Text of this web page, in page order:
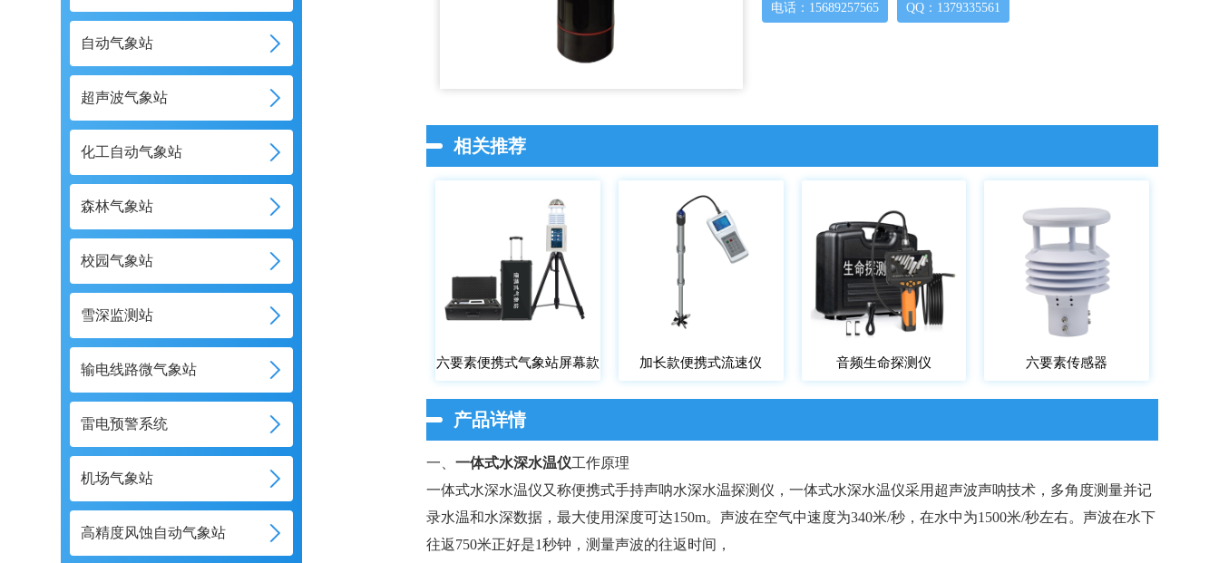
自动气象站
超声波气象站
化工自动气象站
森林气象站
校园气象站
雪深监测站
输电线路微气象站
雷电预警系统
机场气象站
高精度风蚀自动气象站
电话：15689257565 QQ：1379335561
相关推荐
六要素便携式气象站屏幕款 加长款便携式流速仪 音频生命探测仪 六要素传感器
产品详情
一、一体式水深水温仪工作原理
一体式水深水温仪又称便携式手持声呐水深水温探测仪，一体式水深水温仪采用超声波声呐技术，多角度测量并记
录水温和水深数据，最大使用深度可达150m。声波在空气中速度为340米/秒，在水中为1500米/秒左右。声波在水下
往返750米正好是1秒钟，测量声波的往返时间，